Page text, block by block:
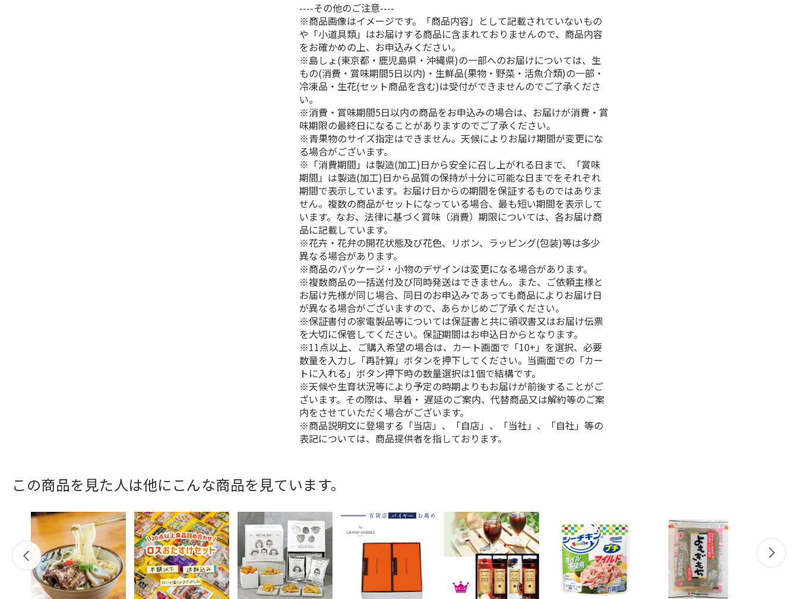
----その他のご注意----
※商品画像はイメージです。「商品内容」として記載されていないもの
や「小道具類」はお届けする商品に含まれておりませんので、商品内容
をお確かめの上、お申込みください。
※島しょ(東京都・鹿児島県・沖縄県)の一部へのお届けについては、生
もの(消費・賞味期間5日以内)・生鮮品(果物・野菜・活魚介類)の一部・
冷凍品・生花(セット商品を含む)は受付ができませんのでご了承くださ
い。
※消費・賞味期間5日以内の商品をお申込みの場合は、お届けが消費・賞
味期限の最終日になることがありますのでご了承ください。
※青果物のサイズ指定はできません。天候によりお届け期間が変更にな
る場合がございます。
※「消費期間」は製造(加工)日から安全に召し上がれる日まで、「賞味
期間」は製造(加工)日から品質の保持が十分に可能な日までをそれぞれ
期間で表示しています。お届け日からの期間を保証するものではありま
せん。複数の商品がセットになっている場合、最も短い期間を表示して
います。なお、法律に基づく賞味（消費）期限については、各お届け商
品に記載しています。
※花卉・花弁の開花状態及び花色、リボン、ラッピング(包装)等は多少
異なる場合があります。
※商品のパッケージ・小物のデザインは変更になる場合があります。
※複数商品の一括送付及び同時発送はできません。また、ご依頼主様と
お届け先様が同じ場合、同日のお申込みであっても商品によりお届け日
が異なる場合がございますので、あらかじめご了承ください。
※保証書付の家電製品等については保証書と共に領収書又はお届け伝票
を大切に保管してください。保証期間はお申込日からとなります。
※11点以上、ご購入希望の場合は、カート画面で「10+」を選択、必要
数量を入力し「再計算」ボタンを押下してください。当画面での「カー
トに入れる」ボタン押下時の数量選択は1個で結構です。
※天候や生育状況等により予定の時期よりもお届けが前後することがご
ざいます。その際は、早着・ 遅延のご案内、代替商品又は解約等のご案
内をさせていただく場合がございます。
※商品説明文に登場する「当店」、「自店」、「当社」、「自社」等の
表記については、商品提供者を指しております。
この商品を見た人は他にこんな商品を見ています。